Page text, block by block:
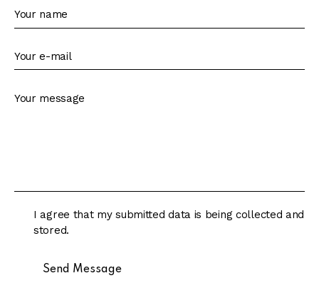
I agree that my submitted data is being collected and
stored.
Send Message